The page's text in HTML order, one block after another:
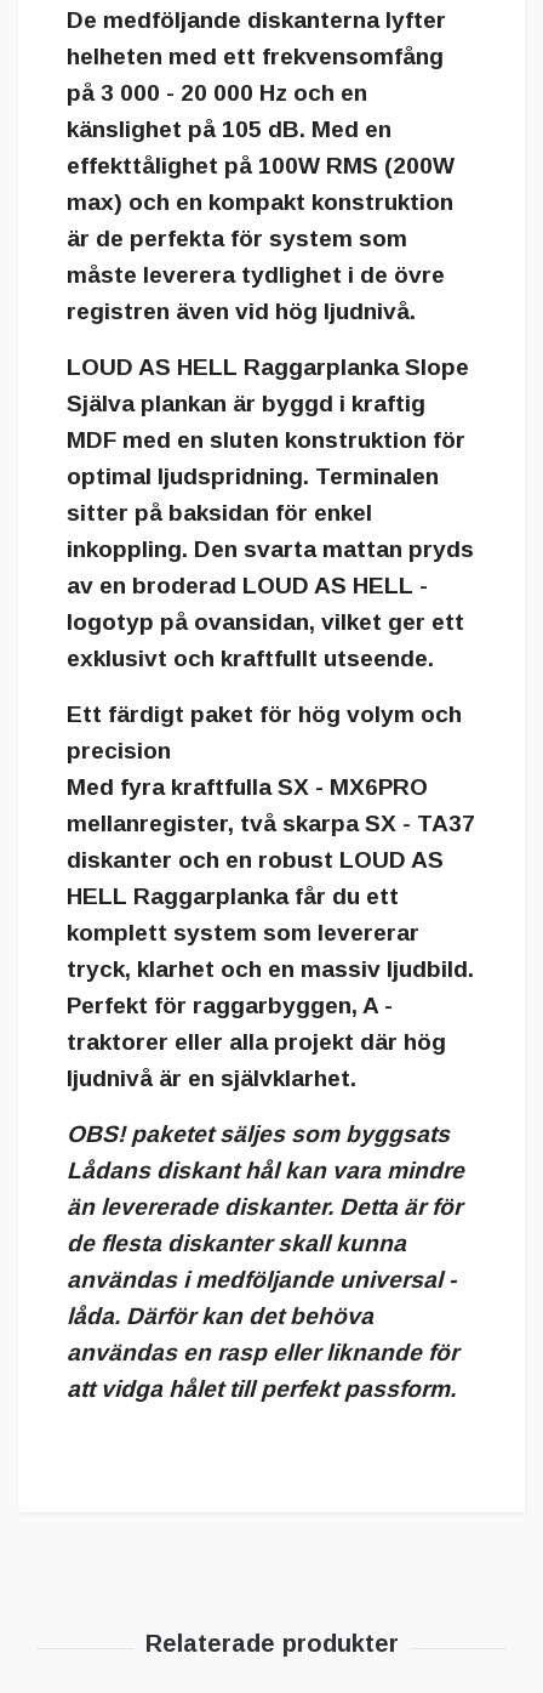
De medföljande diskanterna lyfter
helheten med ett frekvensomfång
på 3 000 - 20 000 Hz och en
känslighet på 105 dB. Med en
effekttålighet på 100W RMS (200W
max) och en kompakt konstruktion
är de perfekta för system som
måste leverera tydlighet i de övre
registren även vid hög ljudnivå.
LOUD AS HELL Raggarplanka Slope
Själva plankan är byggd i kraftig
MDF med en sluten konstruktion för
optimal ljudspridning. Terminalen
sitter på baksidan för enkel
inkoppling. Den svarta mattan pryds
av en broderad LOUD AS HELL -
logotyp på ovansidan, vilket ger ett
exklusivt och kraftfullt utseende.
Ett färdigt paket för hög volym och
precision
Med fyra kraftfulla SX - MX6PRO
mellanregister, två skarpa SX - TA37
diskanter och en robust LOUD AS
HELL Raggarplanka får du ett
komplett system som levererar
tryck, klarhet och en massiv ljudbild.
Perfekt för raggarbyggen, A -
traktorer eller alla projekt där hög
ljudnivå är en självklarhet.
OBS! paketet säljes som byggsats
Lådans diskant hål kan vara mindre
än levererade diskanter. Detta är för
de flesta diskanter skall kunna
användas i medföljande universal -
låda. Därför kan det behöva
användas en rasp eller liknande för
att vidga hålet till perfekt passform.